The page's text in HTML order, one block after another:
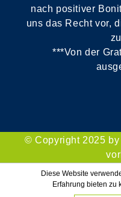
nach positiver
uns das Recht vor,
***Von der
© Copyright 2025
Diese Website
Erfahrung bieten zu